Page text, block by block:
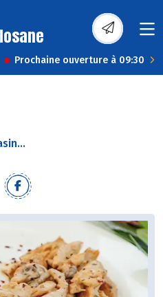
Prochaine ouverture à 09:30